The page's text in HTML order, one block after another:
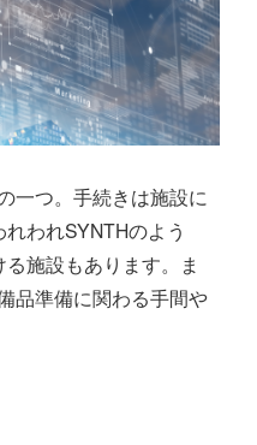
一つ。手続きは施設に
われSYNTHのよう
施設もあります。ま
品準備に関わる手間や